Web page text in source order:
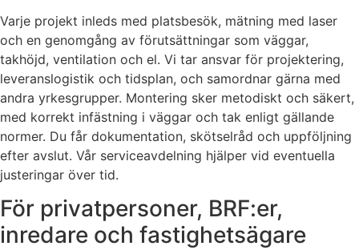
Varje projekt inleds med platsbesök, mätning med laser
och en genomgång av förutsättningar som väggar,
takhöjd, ventilation och el. Vi tar ansvar för projektering,
leveranslogistik och tidsplan, och samordnar gärna med
andra yrkesgrupper. Montering sker metodiskt och säkert,
med korrekt infästning i väggar och tak enligt gällande
normer. Du får dokumentation, skötselråd och uppföljning
efter avslut. Vår serviceavdelning hjälper vid eventuella
justeringar över tid.
För privatpersoner, BRF:er,
inredare och fastighetsägare